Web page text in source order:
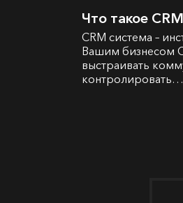
Что такое
CRM система –
Вашим бизнесом
выстраивать
контролировать…